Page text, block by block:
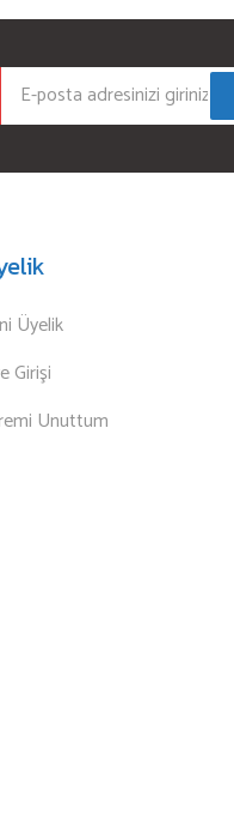
Üyelik
Girişi
Unuttum